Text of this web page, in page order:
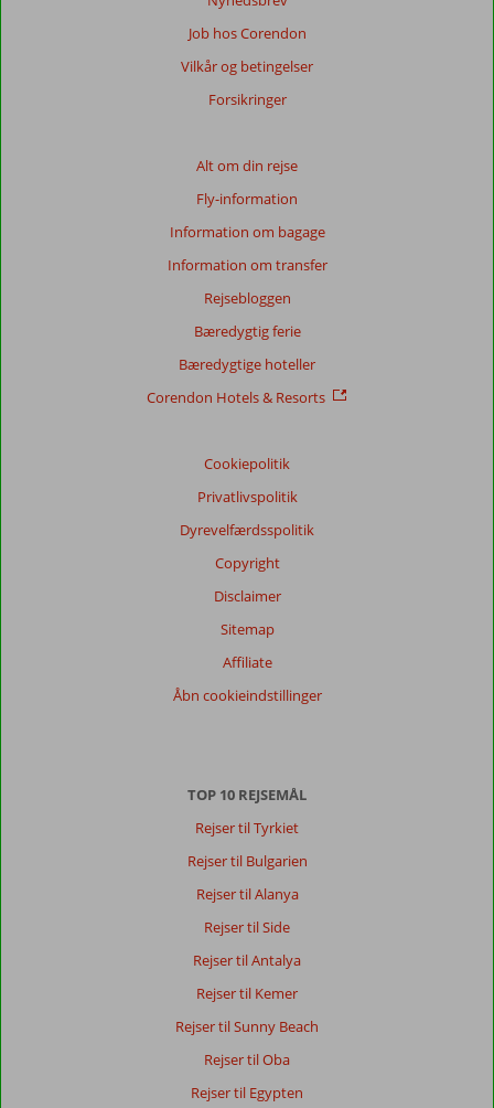
Job hos Corendon
Vilkår og betingelser
Forsikringer
Alt om din rejse
Fly-information
Information om bagage
Information om transfer
Rejsebloggen
Bæredygtig ferie
Bæredygtige hoteller
Corendon Hotels & Resorts
Cookiepolitik
Privatlivspolitik
Dyrevelfærdsspolitik
Copyright
Disclaimer
Sitemap
Affiliate
Åbn cookieindstillinger
TOP 10 REJSEMÅL
Rejser til Tyrkiet
Rejser til Bulgarien
Rejser til Alanya
Rejser til Side
Rejser til Antalya
Rejser til Kemer
Rejser til Sunny Beach
Rejser til Oba
Rejser til Egypten